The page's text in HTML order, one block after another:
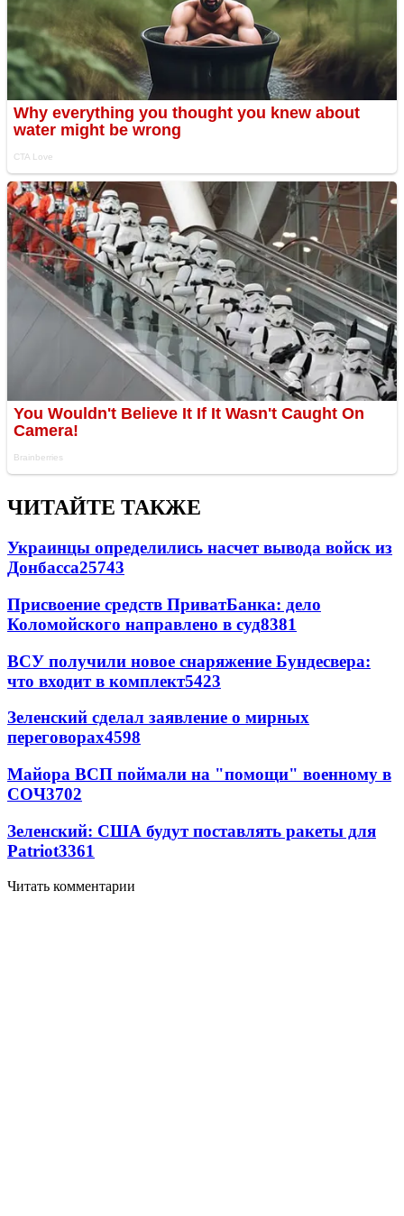
ЧИТАЙТЕ ТАКЖЕ
Украинцы определились насчет вывода войск из
Донбасса25743
Присвоение средств ПриватБанка: дело
Коломойского направлено в суд8381
ВСУ получили новое снаряжение Бундесвера:
что входит в комплект5423
Зеленский сделал заявление о мирных
переговорах4598
Майора ВСП поймали на "помощи" военному в
СОЧ3702
Зеленский: США будут поставлять ракеты для
Patriot3361
Читать комментарии